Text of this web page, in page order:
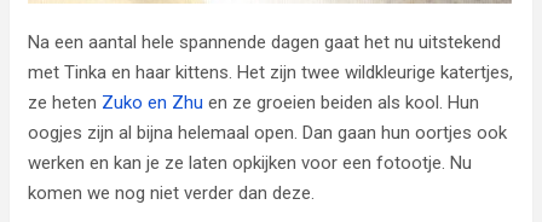
Na een aantal hele spannende dagen gaat het nu uitstekend
met Tinka en haar kittens. Het zijn twee wildkleurige katertjes,
ze heten Zuko en Zhu en ze groeien beiden als kool. Hun
oogjes zijn al bijna helemaal open. Dan gaan hun oortjes ook
werken en kan je ze laten opkijken voor een fotootje. Nu
komen we nog niet verder dan deze.